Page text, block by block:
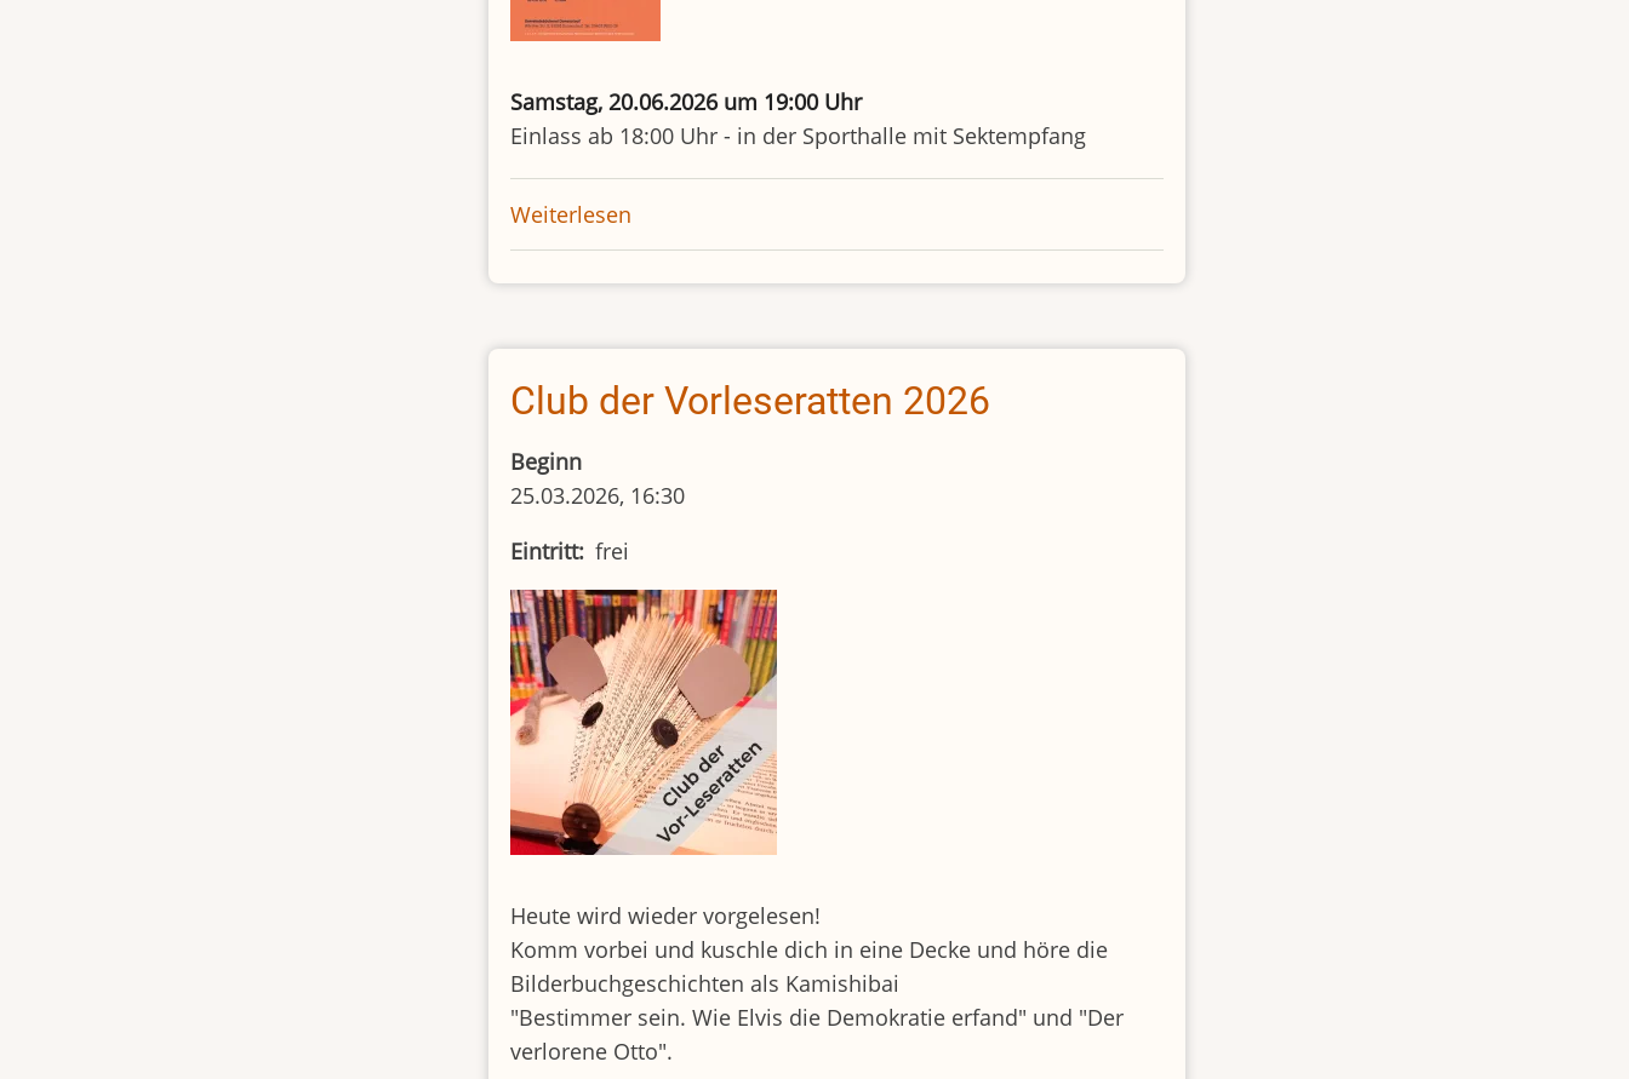
Samstag, 20.06.2026 um 19:00 Uhr
Einlass ab 18:00 Uhr - in der Sporthalle mit Sektempfang
Weiterlesen
50
Jahre
Club der Vorleseratten 2026
Beginn
25.03.2026, 16:30
Eintritt
frei
Heute wird wieder vorgelesen!
Komm vorbei und kuschle dich in eine Decke und höre die
Bilderbuchgeschichten als Kamishibai
"Bestimmer sein. Wie Elvis die Demokratie erfand" und "Der
verlorene Otto".